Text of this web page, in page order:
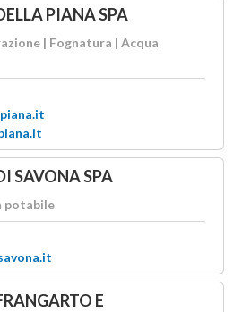
PIANA SPA
| Fognatura | Acqua
SAVONA SPA
potabile
E